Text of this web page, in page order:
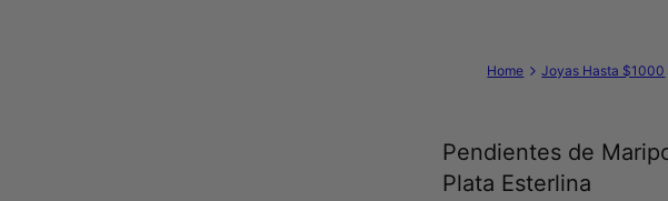
Home Joyas Hasta $1000
Pendientes de
Plata Esterlina